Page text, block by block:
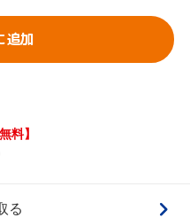
追加
料】
る